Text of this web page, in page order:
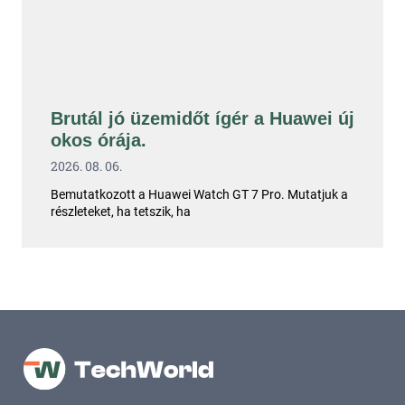
Brutál jó üzemidőt ígér a Huawei új
okos órája.
2026. 08. 06.
Bemutatkozott a Huawei Watch GT 7 Pro. Mutatjuk a
részleteket, ha tetszik, ha